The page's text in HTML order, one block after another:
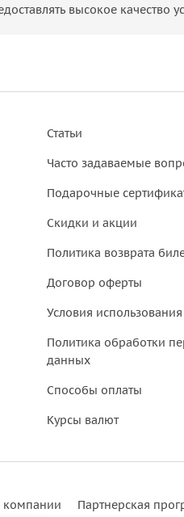
высокое качество
Статьи
Часто задаваемые
Подарочные
Скидки и акции
Политика возврата
Договор оферты
Условия использования
Политика обработки
данных
Способы оплаты
Курсы валют
компании Партнерская